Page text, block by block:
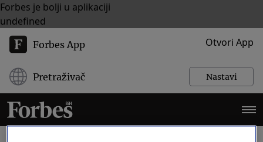
Forbes je bolji u aplikaciji
undefined
Forbes App Otvori App
Pretraživač Nastavi